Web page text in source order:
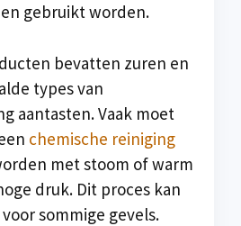
gebruikt worden.
bevatten zuren en
types van
aantasten. Vaak moet
chemische reiniging
met stoom of warm
druk. Dit proces kan
sommige gevels.